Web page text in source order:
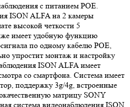
с питанием POE.
ISON ALFA на 2 камеры
высокой четкости 5
имеет удобную функцию
по одному кабелю POE,
упростит монтаж и настройку
ISON ALFA имеет
со смартфона. Система имеет
поддержку 3g/4g, встроенные
матрицу SONY
система видеонаблюдения ISON